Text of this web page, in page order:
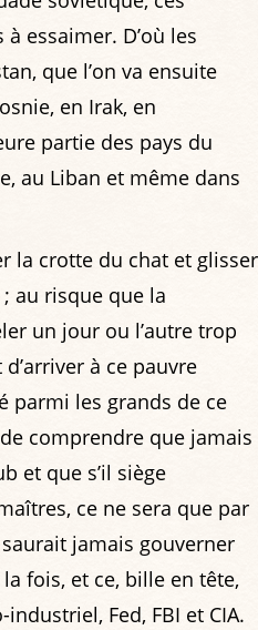
essaimer. D’où les
que l’on va ensuite
en Irak, en
partie des pays du
au Liban et même dans
la crotte du chat et glisser
au risque que la
un jour ou l’autre trop
à ce pauvre
parmi les grands de ce
comprendre que jamais
et que s’il siège
ce ne sera que par
jamais gouverner
fois, et ce, bille en tête,
Fed, FBI et CIA.